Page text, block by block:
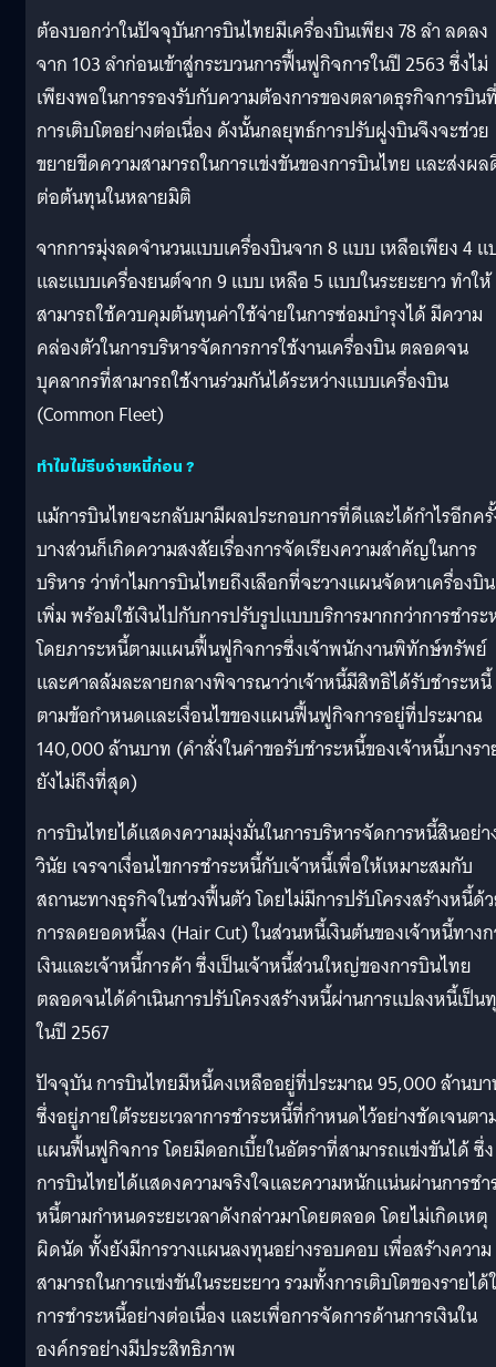
ต้องบอกว่าในปัจจุบันการบินไทยมีเครื่องบินเพียง 78 ลำ ลดลง
จาก 103 ลำก่อนเข้าสู่กระบวนการฟื้นฟูกิจการในปี 2563 ซึ่งไม่
เพียงพอในการรองรับกับความต้องการของตลาดธุรกิจการบิน
การเติบโตอย่างต่อเนื่อง ดังนั้นกลยุทธ์การปรับฝูงบินจึงจะช่วย
ขยายขีดความสามารถในการแข่งขันของการบินไทย และส่งผ
ต่อต้นทุนในหลายมิติ
จากการมุ่งลดจำนวนแบบเครื่องบินจาก 8 แบบ เหลือเพียง 4 แ
และแบบเครื่องยนต์จาก 9 แบบ เหลือ 5 แบบในระยะยาว ทำให้
สามารถใช้ควบคุมต้นทุนค่าใช้จ่ายในการซ่อมบำรุงได้ มีความ
คล่องตัวในการบริหารจัดการการใช้งานเครื่องบิน ตลอดจน
บุคลากรที่สามารถใช้งานร่วมกันได้ระหว่างแบบเครื่องบิน
(Common Fleet)
ทำไมไม่รีบจ่ายหนี้ก่อน ?
แม้การบินไทยจะกลับมามีผลประกอบการที่ดีและได้กำไรอีกค
บางส่วนก็เกิดความสงสัยเรื่องการจัดเรียงความสำคัญในการ
บริหาร ว่าทำไมการบินไทยถึงเลือกที่จะวางแผนจัดหาเครื่องบิน
เพิ่ม พร้อมใช้เงินไปกับการปรับรูปแบบบริการมากกว่าการชำร
โดยภาระหนี้ตามแผนฟื้นฟูกิจการซึ่งเจ้าพนักงานพิทักษ์ทรัพย์
และศาลล้มละลายกลางพิจารณาว่าเจ้าหนี้มีสิทธิได้รับชำระหนี้
ตามข้อกำหนดและเงื่อนไขของแผนฟื้นฟูกิจการอยู่ที่ประมาณ
140,000 ล้านบาท (คำสั่งในคำขอรับชำระหนี้ของเจ้าหนี้บางร
ยังไม่ถึงที่สุด)
การบินไทยได้แสดงความมุ่งมั่นในการบริหารจัดการหนี้สินอย่า
วินัย เจรจาเงื่อนไขการชำระหนี้กับเจ้าหนี้เพื่อให้เหมาะสมกับ
สถานะทางธุรกิจในช่วงฟื้นตัว โดยไม่มีการปรับโครงสร้างหนี้ด้
การลดยอดหนี้ลง (Hair Cut) ในส่วนหนี้เงินต้นของเจ้าหนี้ทาง
เงินและเจ้าหนี้การค้า ซึ่งเป็นเจ้าหนี้ส่วนใหญ่ของการบินไทย
ตลอดจนได้ดำเนินการปรับโครงสร้างหนี้ผ่านการแปลงหนี้เป็น
ในปี 2567
ปัจจุบัน การบินไทยมีหนี้คงเหลืออยู่ที่ประมาณ 95,000 ล้านบ
ซึ่งอยู่ภายใต้ระยะเวลาการชำระหนี้ที่กำหนดไว้อย่างชัดเจนตา
แผนฟื้นฟูกิจการ โดยมีดอกเบี้ยในอัตราที่สามารถแข่งขันได้ ซึ่ง
การบินไทยได้แสดงความจริงใจและความหนักแน่นผ่านการชำ
หนี้ตามกำหนดระยะเวลาดังกล่าวมาโดยตลอด โดยไม่เกิดเหตุ
ผิดนัด ทั้งยังมีการวางแผนลงทุนอย่างรอบคอบ เพื่อสร้างความ
สามารถในการแข่งขันในระยะยาว รวมทั้งการเติบโตของรายได้
การชำระหนี้อย่างต่อเนื่อง และเพื่อการจัดการด้านการเงินใน
องค์กรอย่างมีประสิทธิภาพ